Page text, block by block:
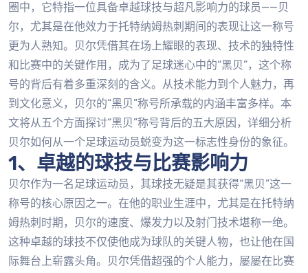
圈中，它特指一位具备卓越球技与超凡影响力的球员——贝
尔，尤其是在他效力于托特纳姆热刺期间的表现让这一称号
更为人熟知。贝尔凭借其在场上耀眼的表现、技术的独特性
和比赛中的关键作用，成为了足球迷心中的“黑贝”，这个称
号的背后有着多重深刻的含义。从技术能力到个人魅力，再
到文化意义，贝尔的“黑贝”称号所承载的内涵丰富多样。本
文将从五个方面探讨“黑贝”称号背后的五大原因，详细分析
贝尔如何从一个足球运动员蜕变为这一标志性身份的象征。
1、卓越的球技与比赛影响力
贝尔作为一名足球运动员，其球技无疑是其获得“黑贝”这一
称号的核心原因之一。在他的职业生涯中，尤其是在托特纳
姆热刺时期，贝尔的速度、爆发力以及射门技术堪称一绝。
这种卓越的球技不仅使他成为球队的关键人物，也让他在国
际舞台上崭露头角。贝尔凭借超强的个人能力，屡屡在比赛